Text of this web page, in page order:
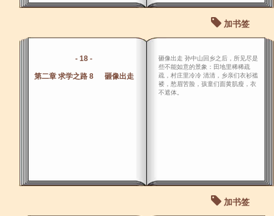
加书签
- 18 -
第二章 求学之路 8 砸像出走
砸像出走 孙中山回乡之后，所见尽是
些不能如意的景象：田地里稀稀疏
疏，村庄里冷冷 清清，乡亲们衣衫褴
褛，愁眉苦脸，孩童们面黄肌瘦，衣
不遮体。
加书签